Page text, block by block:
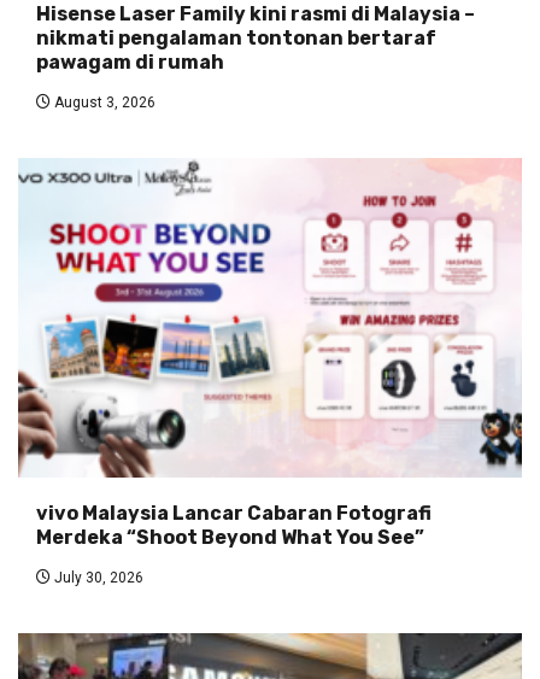
Hisense Laser Family kini rasmi di Malaysia –
nikmati pengalaman tontonan bertaraf
pawagam di rumah
August 3, 2026
vivo Malaysia Lancar Cabaran Fotografi
Merdeka “Shoot Beyond What You See”
July 30, 2026